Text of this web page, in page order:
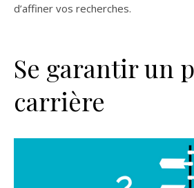
d’affiner vos recherches.
Se garantir un
carrière